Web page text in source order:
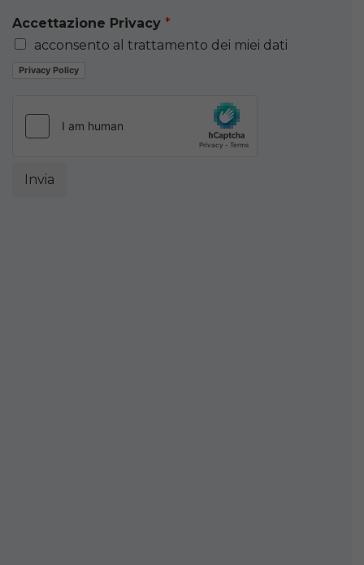
Accettazione Privacy *
acconsento al trattamento dei miei dati
Privacy Policy
Invia